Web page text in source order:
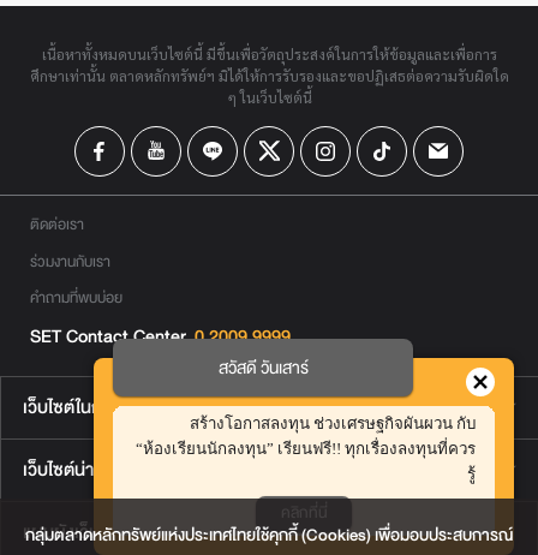
เนื้อหาทั้งหมดบนเว็บไซต์นี้ มีขึ้นเพื่อวัตถุประสงค์ในการให้ข้อมูลและเพื่อการ
ศึกษาเท่านั้น ตลาดหลักทรัพย์ฯ มิได้ให้การรับรองและขอปฏิเสธต่อความรับผิดใด
ๆ ในเว็บไซต์นี้
ติดต่อเรา
ร่วมงานกับเรา
คำถามที่พบบ่อย
SET Contact Center 0 2009 9999
เว็บไซต์ในกลุ่มตลาดหลักทรัพย์ฯ
เว็บไซต์น่าสนใจ
แผนผังเว็บไซต์
สวัสดี วันเสาร์
สร้างโอกาสลงทุน ช่วงเศรษฐกิจผันผวน กับ
“ห้องเรียนนักลงทุน” เรียนฟรี!! ทุกเรื่องลงทุนที่ควร
รู้
คลิกที่นี่
กลุ่มตลาดหลักทรัพย์แห่งประเทศไทยใช้คุกกี้ (Cookies) เพื่อมอบประสบการณ์